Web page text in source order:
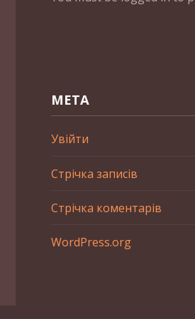
МЕТА
Увійти
Стрічка записів
Стрічка коментарів
WordPress.org